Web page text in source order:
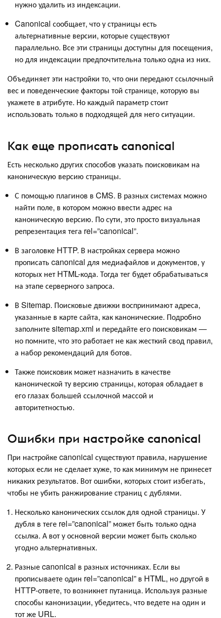
нужно удалить из индексации.
Canonical сообщает, что у страницы есть
альтернативные версии, которые существуют
параллельно. Все эти страницы доступны для посещения,
но для индексации предпочтительна только одна из них.
Объединяет эти настройки то, что они передают ссылочный
вес и поведенческие факторы той странице, которую вы
укажете в атрибуте. Но каждый параметр стоит
использовать только в подходящей для него ситуации.
Как еще прописать canonical
Есть несколько других способов указать поисковикам на
каноническую версию страницы.
С помощью плагинов в CMS. В разных системах можно
найти поле, в котором можно ввести адрес на
каноническую версию. По сути, это просто визуальная
репрезентация тега rel=”canonical”.
В заголовке HTTP. В настройках сервера можно
прописать canonical для медиафайлов и документов, у
которых нет HTML-кода. Тогда тег будет обрабатываться
на этапе серверного запроса.
В Sitemap. Поисковые движки воспринимают адреса,
указанные в карте сайта, как канонические. Подробно
заполните sitemap.xml и передайте его поисковикам —
но помните, что это работает не как жесткий свод правил,
а набор рекомендаций для ботов.
Также поисковик может назначить в качестве
канонической ту версию страницы, которая обладает в
его глазах большей ссылочной массой и
авторитетностью.
Ошибки при настройке canonical
При настройке canonical существуют правила, нарушение
которых если не сделает хуже, то как минимум не принесет
никаких результатов. Вот ошибки, которых стоит избегать,
чтобы не убить ранжирование страниц с дублями.
Несколько канонических ссылок для одной страницы. У
дубля в теге rel=”canonical” может быть только одна
ссылка. А вот у основной версии может быть сколько
угодно альтернативных.
Разные canonical в разных источниках. Если вы
прописываете один rel=”canonical” в HTML, но другой в
HTTP-ответе, то возникнет путаница. Используя разные
способы канонизации, убедитесь, что ведете на один и
тот же URL.